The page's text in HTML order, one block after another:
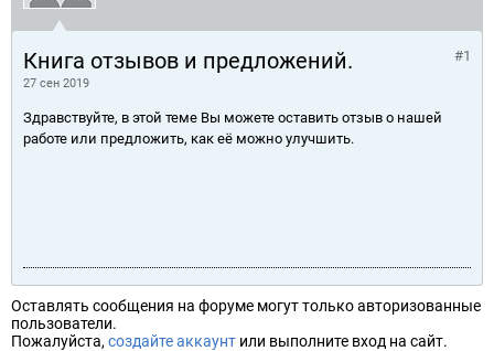
Книга отзывов и предложений.
27 сен 2019
#1
Здравствуйте, в этой теме Вы можете оставить отзыв о нашей
работе или предложить, как её можно улучшить.
Оставлять сообщения на форуме могут только авторизованные
пользователи.
Пожалуйста, создайте аккаунт или выполните вход на сайт.